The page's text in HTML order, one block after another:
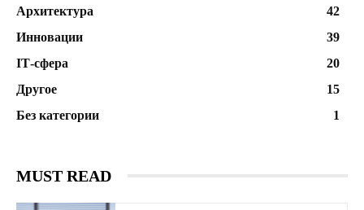
Архитектура
42
Инновации
39
ІТ-сфера
20
Другое
15
Без категории
1
MUST READ